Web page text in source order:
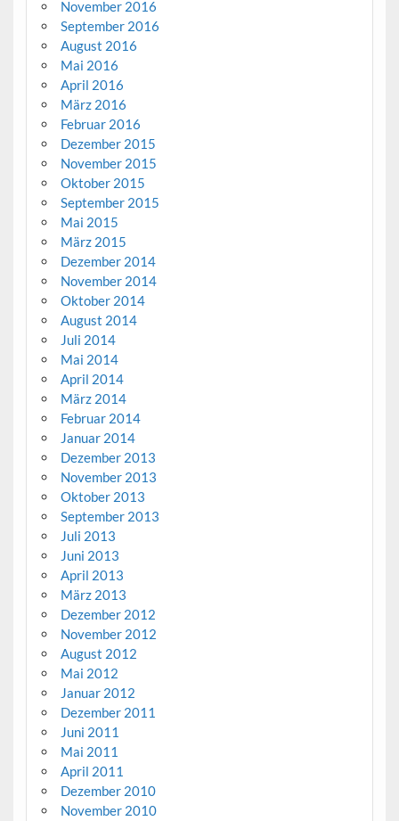
November 2016
September 2016
August 2016
Mai 2016
April 2016
März 2016
Februar 2016
Dezember 2015
November 2015
Oktober 2015
September 2015
Mai 2015
März 2015
Dezember 2014
November 2014
Oktober 2014
August 2014
Juli 2014
Mai 2014
April 2014
März 2014
Februar 2014
Januar 2014
Dezember 2013
November 2013
Oktober 2013
September 2013
Juli 2013
Juni 2013
April 2013
März 2013
Dezember 2012
November 2012
August 2012
Mai 2012
Januar 2012
Dezember 2011
Juni 2011
Mai 2011
April 2011
Dezember 2010
November 2010